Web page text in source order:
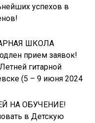
успехов в
ШКОЛА
прием заявок!
гитарной
(5 – 9 июня 2024
НА ОБУЧЕНИЕ!
в Детскую